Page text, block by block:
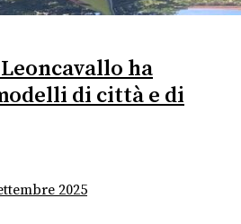
ha
di città e di
2025